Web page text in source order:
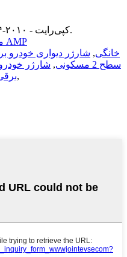
© کپی‌رایت - ۲۰۱۰-۲۰۲۴: تمامی حقوق محفوظ است.
موبایل AMP
شارژر سریع EV خانگی, شارژر دیواری خودرو
شارژر EV سطح 2 مسکونی , شارژر
برقی ۲۴۰,